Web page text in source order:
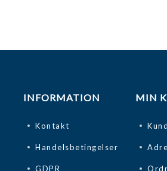
INFORMATION
Kontakt
Handelsbetingelser
GDPR
MIN